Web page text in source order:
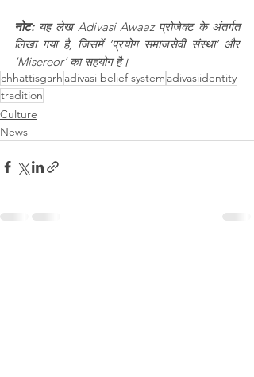
नोट: यह लेख Adivasi Awaaz प्रोजेक्ट के अंतर्गत
लिखा गया है, जिसमें ‘प्रयोग समाजसेवी संस्था’ और
‘Misereor’ का सहयोग है।
chhattisgarh adivasi belief system adivasiidentity
tradition
Culture
News